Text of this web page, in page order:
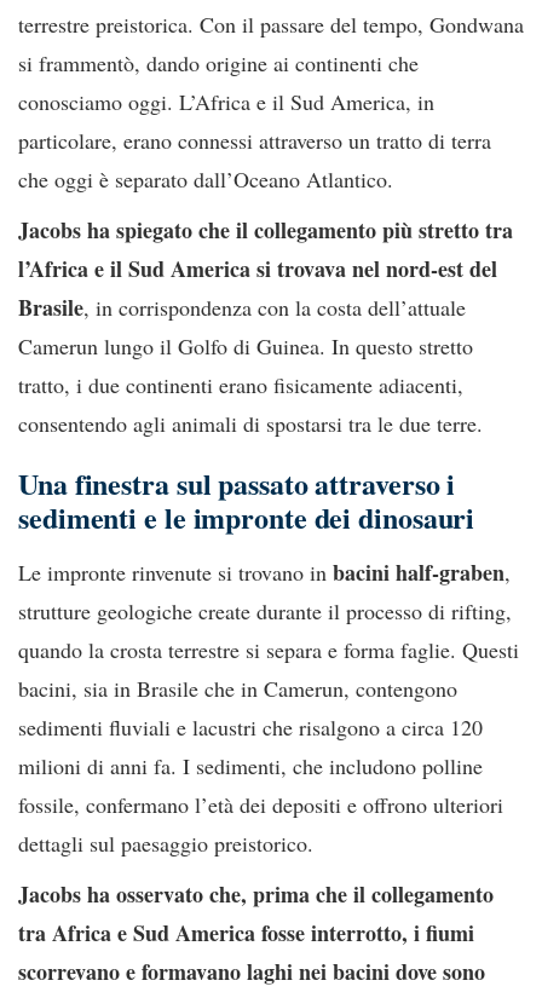
terrestre preistorica. Con il passare del tempo, Gondwana
si frammentò, dando origine ai continenti che
conosciamo oggi. L’Africa e il Sud America, in
particolare, erano connessi attraverso un tratto di terra
che oggi è separato dall’Oceano Atlantico.
Jacobs ha spiegato che il collegamento più stretto tra
l’Africa e il Sud America si trovava nel nord-est del
Brasile, in corrispondenza con la costa dell’attuale
Camerun lungo il Golfo di Guinea. In questo stretto
tratto, i due continenti erano fisicamente adiacenti,
consentendo agli animali di spostarsi tra le due terre.
Una finestra sul passato attraverso i
sedimenti e le impronte dei dinosauri
Le impronte rinvenute si trovano in bacini half-graben,
strutture geologiche create durante il processo di rifting,
quando la crosta terrestre si separa e forma faglie. Questi
bacini, sia in Brasile che in Camerun, contengono
sedimenti fluviali e lacustri che risalgono a circa 120
milioni di anni fa. I sedimenti, che includono polline
fossile, confermano l’età dei depositi e offrono ulteriori
dettagli sul paesaggio preistorico.
Jacobs ha osservato che, prima che il collegamento
tra Africa e Sud America fosse interrotto, i fiumi
scorrevano e formavano laghi nei bacini dove sono